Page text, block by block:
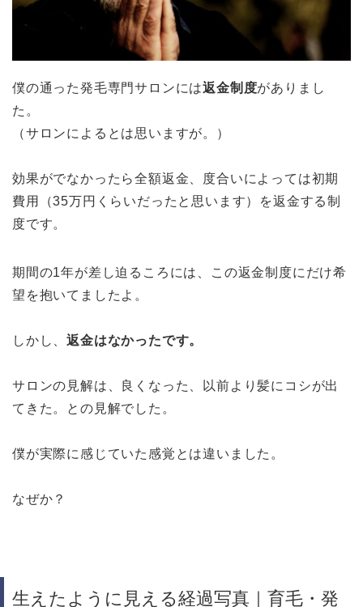
僕の通った発毛専門サロンには返金制度がありまし
た。
（サロンによるとは思いますが。）
効果がでなかったら全額返金、度合いによっては初期
費用（35万円くらいだったと思います）を返金する制
度です。
期間の1年が差し迫るころには、この返金制度にだけ希
望を抱いてましたよ。
しかし、返金はなかったです。
サロンの見解は、良くなった、以前より髪にコシが出
てきた。との見解でした。
僕が実際に感じていた感覚とは違いました。
なぜか？
生えたように見える経過写真｜育毛・発